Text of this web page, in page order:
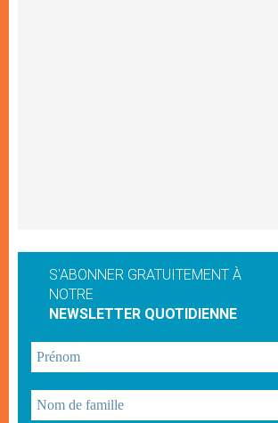
S'ABONNER GRATUITEMENT À
NOTRE
NEWSLETTER QUOTIDIENNE